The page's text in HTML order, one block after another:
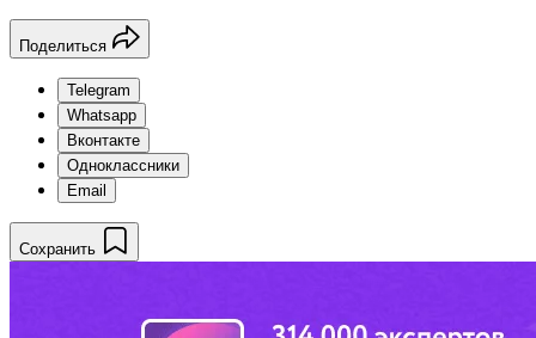
Поделиться
Telegram
Whatsapp
Вконтакте
Одноклассники
Email
Сохранить